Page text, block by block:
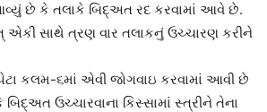
છે કે તલાકે બિદ્અત રદ કરવામાં આવે છે.
એકી સાથે ત્રણ વાર તલાકનું ઉચ્ચારણ કરીને
કલમ-૬માં એવી જોગવાઇ કરવામાં આવી છે
બિદ્અત ઉચ્ચારવાના કિસ્સામાં સ્ત્રીને તેના